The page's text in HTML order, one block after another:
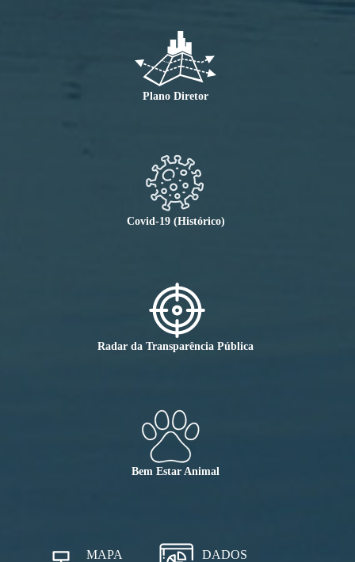
Plano Diretor
Covid-19 (Histórico)
Radar da Transparência Pública
Bem Estar Animal
MAPA DADOS